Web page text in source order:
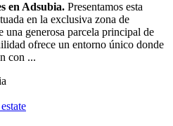
en Adsubia. Presentamos esta
en la exclusiva zona de
una generosa parcela principal de
ofrece un entorno único donde
con ...